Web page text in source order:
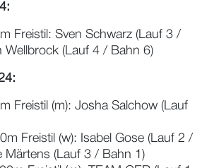
Freistil: Sven Schwarz (Lauf 3 /
Wellbrock (Lauf 4 / Bahn 6)
Freistil (m): Josha Salchow (Lauf
Freistil (w): Isabel Gose (Lauf 2 /
Märtens (Lauf 3 / Bahn 1)